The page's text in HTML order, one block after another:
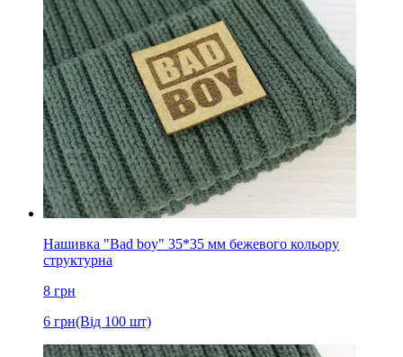
Нашивка "Bad boy" 35*35 мм бежевого кольору
структурна
8 грн
6 грн(Від 100 шт)